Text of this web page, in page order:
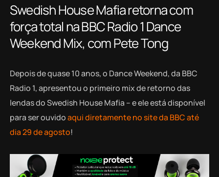
Swedish House Mafia retorna com
força total na BBC Radio 1 Dance
Weekend Mix, com Pete Tong
Depois de quase 10 anos, o Dance Weekend, da BBC
Radio 1, apresentou o primeiro mix de retorno das
lendas do Swedish House Mafia – e ele está disponível
para ser ouvidoaqui diretamente no site da BBC até
dia 29 de agosto!